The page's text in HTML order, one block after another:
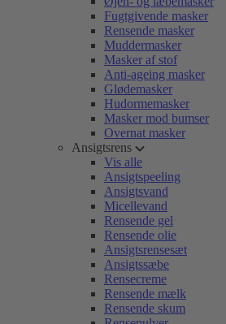
Fugtgivende masker
Rensende masker
Muddermasker
Masker af stof
Anti-ageing masker
Glødemasker
Hudormemasker
Masker mod bumser
Overnat masker
Ansigtsrens
Vis alle
Ansigtspeeling
Ansigtsvand
Micellevand
Rensende gel
Rensende olie
Ansigtsrensesæt
Ansigtssæbe
Rensecreme
Rensende mælk
Rensende skum